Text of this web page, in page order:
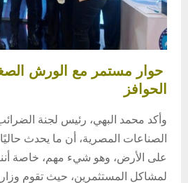
حوار مستمر مع الورش
الحوافز
وأكد محمد البهي، رئيس لجنة
الصناعات المصرية، أن ما يحدث
على الأرض، وهو شيء مهم، خاصة
لمشاكل المستثمرين، حيث تقوم